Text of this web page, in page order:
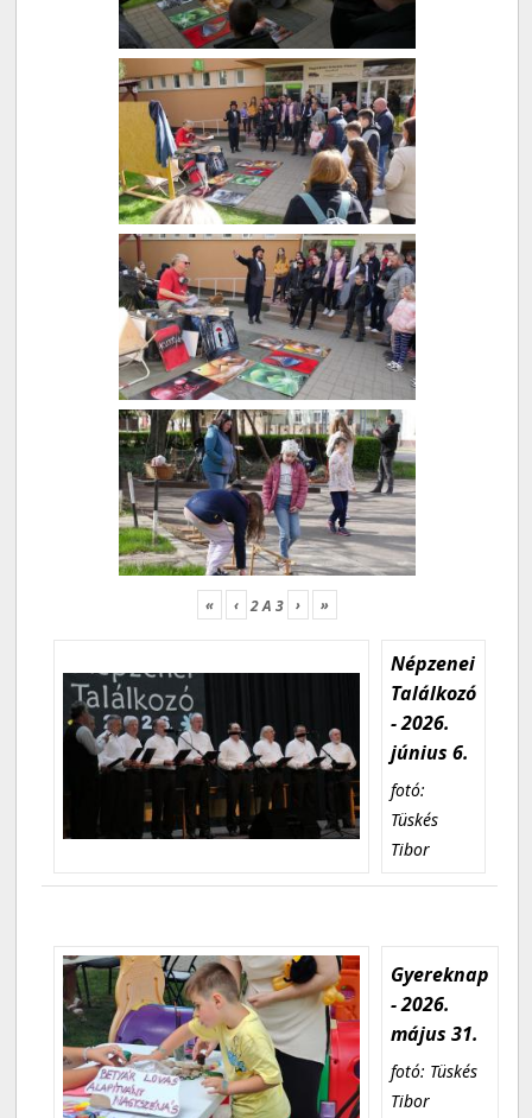
« ‹ 2A 3 › »
Népzenei
Találkozó
- 2026.
június 6.
fotó:
Tüskés
Tibor
Gyereknap
- 2026.
május 31.
fotó: Tüskés
Tibor